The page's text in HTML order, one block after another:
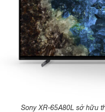
Sony XR-65A80L sở hữu